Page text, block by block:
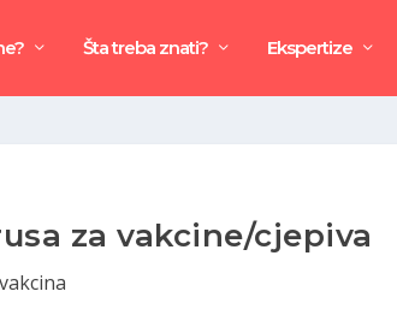
Šta treba znati? Ekspertize
za vakcine/cjepiva